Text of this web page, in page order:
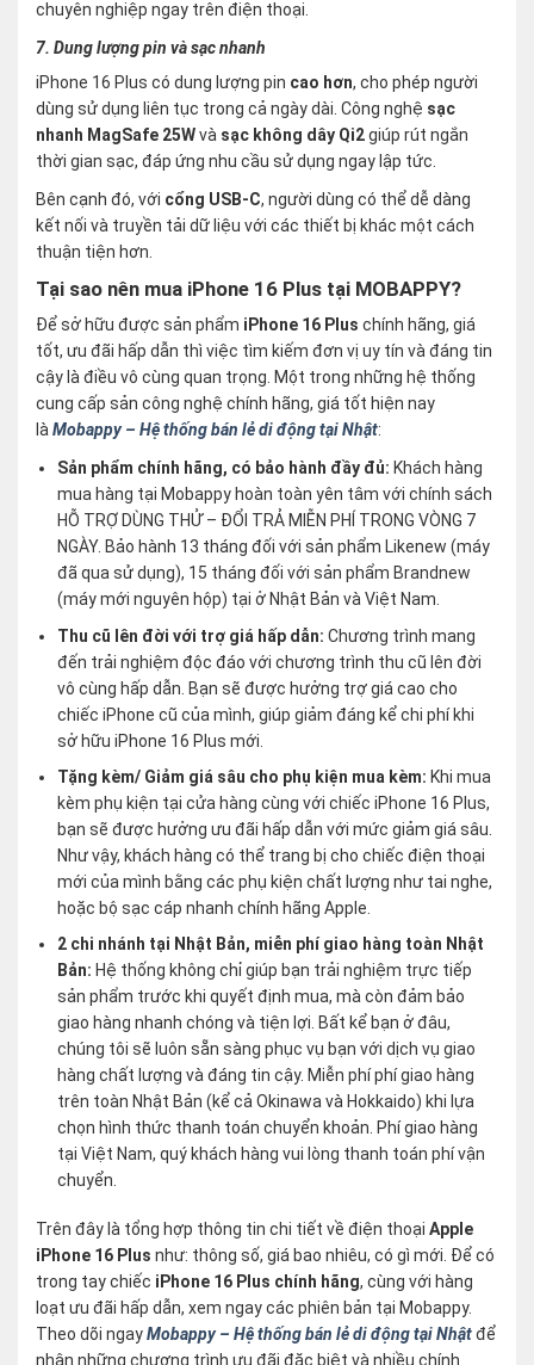
chuyên nghiệp ngay trên điện thoại.
7. Dung lượng pin và sạc nhanh
iPhone 16 Plus có dung lượng pin cao hơn, cho phép người
dùng sử dụng liên tục trong cả ngày dài. Công nghệ sạc
nhanh MagSafe 25Wvà sạc không dây Qi2giúp rút ngắn
thời gian sạc, đáp ứng nhu cầu sử dụng ngay lập tức.
Bên cạnh đó, với cổng USB-C, người dùng có thể dễ dàng
kết nối và truyền tải dữ liệu với các thiết bị khác một cách
thuận tiện hơn​.
Tại sao nên mua iPhone 16 Plus tại MOBAPPY?
Để sở hữu được sản phẩm iPhone 16 Plus chính hãng, giá
tốt, ưu đãi hấp dẫn thì việc tìm kiếm đơn vị uy tín và đáng tin
cậy là điều vô cùng quan trọng. Một trong những hệ thống
cung cấp sản công nghệ chính hãng, giá tốt hiện nay
làMobappy – Hệ thống bán lẻ di động tại Nhật:
Sản phẩm chính hãng, có bảo hành đầy đủ: Khách hàng
mua hàng tại Mobappy hoàn toàn yên tâm với chính sách
HỖ TRỢ DÙNG THỬ – ĐỔI TRẢ MIỄN PHÍ TRONG VÒNG 7
NGÀY. Bảo hành 13 tháng đối với sản phẩm Likenew (máy
đã qua sử dụng), 15 tháng đối với sản phẩm Brandnew
(máy mới nguyên hộp) tại ở Nhật Bản và Việt Nam.
Thu cũ lên đời với trợ giá hấp dẫn:Chương trình mang
đến trải nghiệm độc đáo với chương trình thu cũ lên đời
vô cùng hấp dẫn. Bạn sẽ được hưởng trợ giá cao cho
chiếc iPhone cũ của mình, giúp giảm đáng kể chi phí khi
sở hữu iPhone 16 Plus mới.
Tặng kèm/ Giảm giá sâu cho phụ kiện mua kèm: Khi mua
kèm phụ kiện tại cửa hàng cùng với chiếc iPhone 16 Plus,
bạn sẽ được hưởng ưu đãi hấp dẫn với mức giảm giá sâu.
Như vậy, khách hàng có thể trang bị cho chiếc điện thoại
mới của mình bằng các phụ kiện chất lượng như tai nghe,
hoặc bộ sạc cáp nhanh chính hãng Apple.
2 chi nhánh tại Nhật Bản, miễn phí giao hàng toàn Nhật
Bản: Hệ thống không chỉ giúp bạn trải nghiệm trực tiếp
sản phẩm trước khi quyết định mua, mà còn đảm bảo
giao hàng nhanh chóng và tiện lợi. Bất kể bạn ở đâu,
chúng tôi sẽ luôn sẵn sàng phục vụ bạn với dịch vụ giao
hàng chất lượng và đáng tin cậy. Miễn phí phí giao hàng
trên toàn Nhật Bản (kể cả Okinawa và Hokkaido) khi lựa
chọn hình thức thanh toán chuyển khoản. Phí giao hàng
tại Việt Nam, quý khách hàng vui lòng thanh toán phí vận
chuyển.
Trên đây là tổng hợp thông tin chi tiết về điện thoại Apple
iPhone 16 Plus như: thông số, giá bao nhiêu, có gì mới. Để có
trong tay chiếc iPhone 16 Plus chính hãng, cùng với hàng
loạt ưu đãi hấp dẫn, xem ngay các phiên bản tại Mobappy.
Theo dõi ngayMobappy – Hệ thống bán lẻ di động tại Nhậtđể
nhận những chương trình ưu đãi đặc biệt và nhiều chính